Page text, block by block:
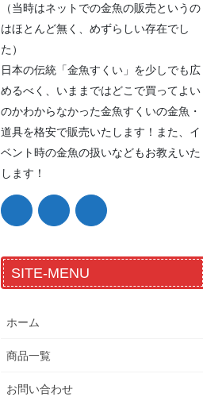
（当時はネットでの金魚の販売というの
はほとんど無く、めずらしい存在でし
た）
日本の伝統「金魚すくい」を少しでも広
めるべく、いままではどこで買ってよい
のかわからなかった金魚すくいの金魚・
道具を格安で販売いたします！また、イ
ベント時の金魚の扱いなどもお教えいた
します！
SITE-MENU
ホーム
商品一覧
お問い合わせ